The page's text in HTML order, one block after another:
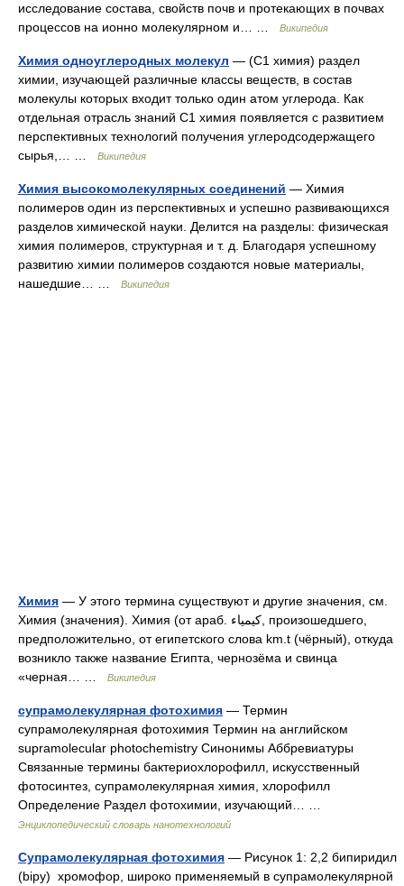
исследование состава, свойств почв и протекающих в почвах
процессов на ионно молекулярном и… …
Википедия
Химия одноуглеродных молекул — (С1 химия) раздел
химии, изучающей различные классы веществ, в состав
молекулы которых входит только один атом углерода. Как
отдельная отрасль знаний С1 химия появляется с развитием
перспективных технологий получения углеродсодержащего
сырья,… …
Википедия
Химия высокомолекулярных соединений — Химия
полимеров один из перспективных и успешно развивающихся
разделов химической науки. Делится на разделы: физическая
химия полимеров, структурная и т. д. Благодаря успешному
развитию химии полимеров создаются новые материалы,
нашедшие… …
Википедия
Химия — У этого термина существуют и другие значения, см.
Химия (значения). Химия (от араб. کيمياء‎‎, произошедшего,
предположительно, от египетского слова km.t (чёрный), откуда
возникло также название Египта, чернозёма и свинца
«черная… …
Википедия
супрамолекулярная фотохимия — Термин
супрамолекулярная фотохимия Термин на английском
supramolecular photochemistry Синонимы Аббревиатуры
Связанные термины бактериохлорофилл, искусственный
фотосинтез, супрамолекулярная химия, хлорофилл
Определение Раздел фотохимии, изучающий… …
Энциклопедический словарь нанотехнологий
Супрамолекулярная фотохимия — Рисунок 1: 2,2 бипиридил
(bipy) хромофор, широко применяемый в супрамолекулярной